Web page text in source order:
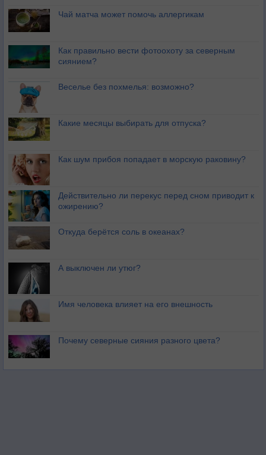
Чай матча может помочь аллергикам
Как правильно вести фотоохоту за северным
сиянием?
Веселье без похмелья: возможно?
Какие месяцы выбирать для отпуска?
Как шум прибоя попадает в морскую раковину?
Действительно ли перекус перед сном приводит к
ожирению?
Откуда берётся соль в океанах?
А выключен ли утюг?
Имя человека влияет на его внешность
Почему северные сияния разного цвета?